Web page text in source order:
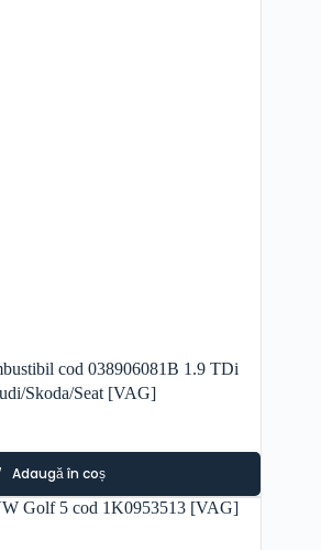
cod 038906081B 1.9 TDi
Skoda/Seat [VAG]
Adaugă în coș